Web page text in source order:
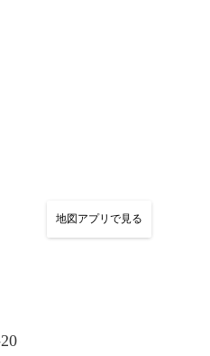
地図アプリで見る